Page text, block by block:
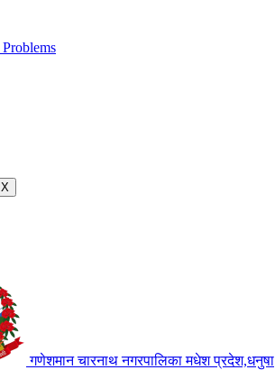
Problems
X
गणेशमान चारनाथ नगरपालिका मधेश प्रदेश,धनुषा